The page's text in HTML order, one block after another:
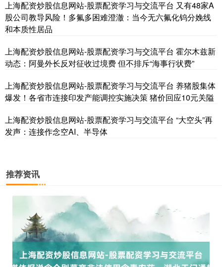
上海配资炒股信息网站-股票配资学习与交流平台 又有48家A
股公司教导风险！多氟多困难澄澈：当今无六氟化钨分娩线
和本质性居品
上海配资炒股信息网站-股票配资学习与交流平台 霍尔木兹新
动态：阿曼外长反对征收过境费 但不排斥“海事行状费”
上海配资炒股信息网站-股票配资学习与交流平台 养猪股集体
爆发！各省市连接印发产能调控实施决策 猪价回应10元关隘
上海配资炒股信息网站-股票配资学习与交流平台 “大空头”再
发声：连接作念空AI、半导体
推荐资讯